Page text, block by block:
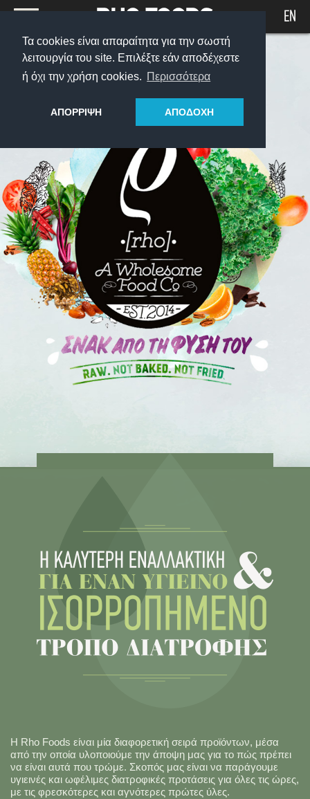
Τα cookies είναι απαραίτητα για την σωστή
λειτουργία του site. Επιλέξτε εάν αποδέχεστε
ή όχι την χρήση cookies. Περισσότερα
ΑΠΟΡΡΙΨΗ ΑΠΟΔΟΧΗ
ABOUT
PRODUCTS
THE RHO PROCESS
WHERE TO FIND US
EN
H Rho Foods είναι μία διαφορετική σειρά προϊόντων, μέσα
από την οποία υλοποιούμε την άποψη μας για το πώς πρέπει
να είναι αυτά που τρώμε. Σκοπός μας είναι να παράγουμε
υγιεινές και ωφέλιμες διατροφικές προτάσεις για όλες τις ώρες,
με τις φρεσκότερες και αγνότερες πρώτες ύλες.